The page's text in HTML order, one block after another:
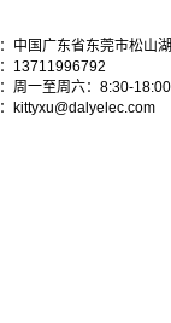
中国广东省东莞市松山
13711996792
周一至周六：8:30-18:00
kittyxu@dalyelec.com